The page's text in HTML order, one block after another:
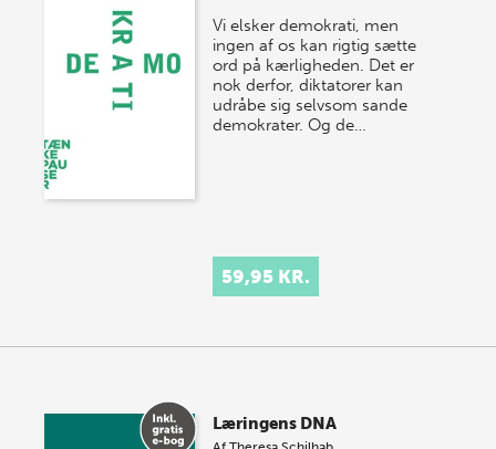
Vi elsker demokrati, men
ingen af os kan rigtig sætte
ord på kærligheden. Det er
nok derfor, diktatorer kan
udråbe sig selvsom sande
demokrater. Og de…
59,95 KR.
Læringens DNA